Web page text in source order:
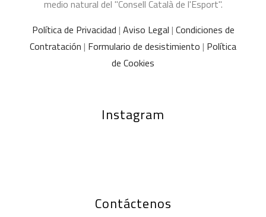
medio natural del "Consell Català de l'Esport".
Política de Privacidad | Aviso Legal | Condiciones de
Contratación | Formulario de desistimiento | Política
de Cookies
Instagram
Contáctenos